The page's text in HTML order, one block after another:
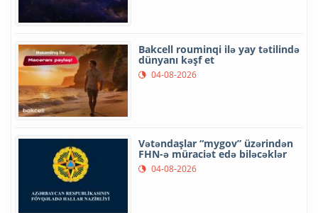
Bakcell rouminqi ilə yay tətilində
dünyanı kəşf et
04-08-2026
Vətəndaşlar “mygov” üzərindən
FHN-ə müraciət edə biləcəklər
04-08-2026